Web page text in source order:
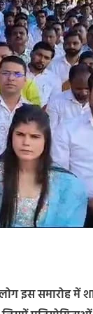
इस समारोह में